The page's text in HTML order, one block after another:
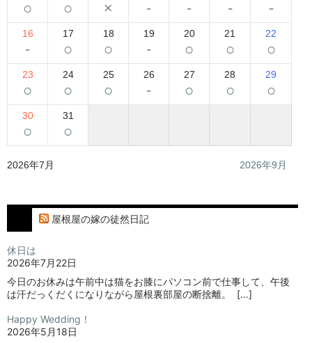
○ ○ × - - - -
16
-
17
○
18
○
19
-
20
○
21
○
22
○
23
○
24
○
25
○
26
-
27
○
28
○
29
○
30
○
31
○
2026年7月 2026年9月
屋根屋の嫁の徒然日記
休日は
2026年7月22日
今日のお休みは午前中は猫をお膝にパソコン前で仕事して、午後
は汗だっくだくになりながら屋根裏部屋の断捨離。⁡ ⁡ […]
Happy Wedding！
2026年5月18日